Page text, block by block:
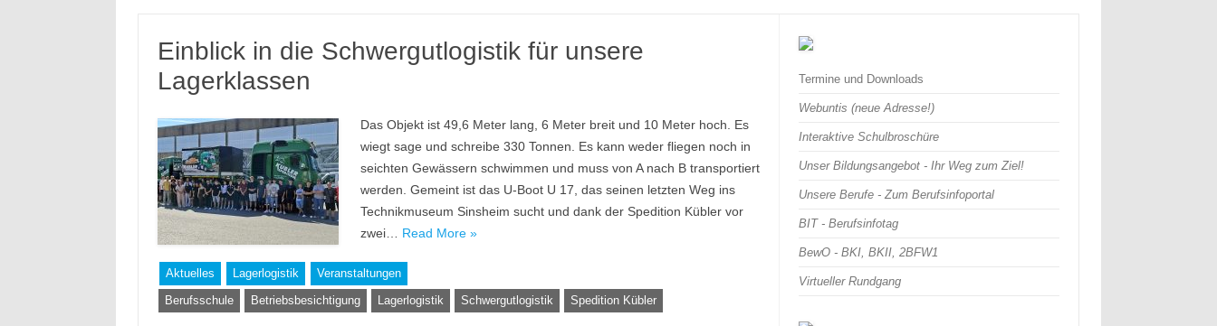
Einblick in die Schwergutlogistik für unsere
Lagerklassen
Das Objekt ist 49,6 Meter lang, 6 Meter breit und 10 Meter hoch. Es
wiegt sage und schreibe 330 Tonnen. Es kann weder fliegen noch in
seichten Gewässern schwimmen und muss von A nach B transportiert
werden. Gemeint ist das U-Boot U 17, das seinen letzten Weg ins
Technikmuseum Sinsheim sucht und dank der Spedition Kübler vor
zwei… Read More »
Aktuelles Lagerlogistik
Veranstaltungen
Berufsschule
Betriebsbesichtigung Lagerlogistik Schwergutlogistik Spedition Kübler
Termine und Downloads
Webuntis (neue Adresse!)
Interaktive Schulbroschüre
Unser Bildungsangebot - Ihr Weg zum Ziel!
Unsere Berufe - Zum Berufsinfoportal
BIT - Berufsinfotag
BewO - BKI, BKII, 2BFW1
Virtueller Rundgang